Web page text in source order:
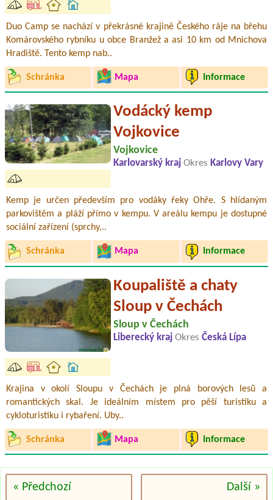
Duo Camp se nachází v překrásné krajině Českého ráje na břehu
Komárovského rybníku u obce Branžež a asi 10 km od Mnichova
Hradiště. Tento kemp nab..
Schránka Mapa Informace
Vodácký kemp
Vojkovice
Vojkovice
Karlovarský kraj Okres Karlovy Vary
Kemp je určen především pro vodáky řeky Ohře. S hlídaným
parkovištěm a pláží přímo v kempu. V areálu kempu je dostupné
sociální zařízení (sprchy,..
Schránka Mapa Informace
Koupaliště a chaty
Sloup v Čechách
Sloup v Čechách
Liberecký kraj Okres Česká Lípa
Krajina v okolí Sloupu v Čechách je plná borových lesů a
romantických skal. Je ideálním místem pro pěší turistiku a
cykloturistiku i rybaření. Uby..
Schránka Mapa Informace
« Předchozí Další »